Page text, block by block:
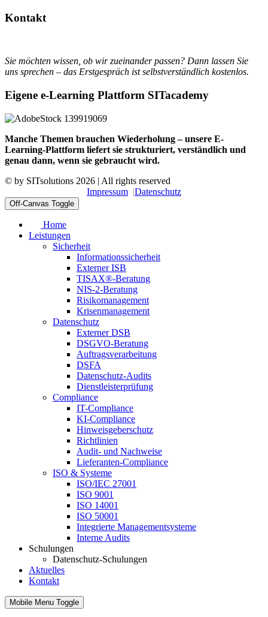
Kontakt
Sie möchten wissen, ob wir zueinander passen? Dann lassen Sie
uns sprechen – das Erstgespräch ist selbstverständlich kostenlos.
Eigene e-Learning Plattform SITacademy
Manche Themen brauchen Wiederholung – unsere E-
Learning-Plattform liefert sie strukturiert, verständlich und
genau dann, wenn sie gebraucht wird.
© by SITsolutions 2026 | All rights reserved
Impressum
Datenschutz
Off-Canvas Toggle
Home
Leistungen
Sicherheit
Informationssicherheit
Externer ISB
TISAX®-Beratung
NIS-2-Beratung
Risikomanagement
Krisenmanagement
Datenschutz
Externer DSB
DSGVO-Beratung
Auftragsverarbeitung
DSFA
Datenschutz-Audits
Dienstleisterprüfung
Compliance
IT-Compliance
KI-Compliance
Hinweisgeberschutz
Richtlinien
Audit- und Nachweise
Lieferanten-Compliance
ISO & Systeme
ISO/IEC 27001
ISO 9001
ISO 14001
ISO 50001
Integrierte Managementsysteme
Interne Audits
Schulungen
Datenschutz-Schulungen
Aktuelles
Kontakt
Mobile Menu Toggle